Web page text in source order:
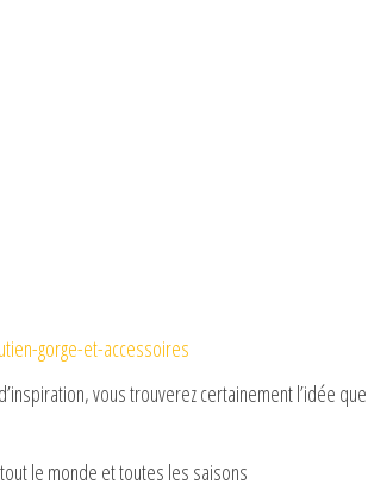
gorge-et-accessoires
vous trouverez certainement l’idée
le monde et toutes les saisons